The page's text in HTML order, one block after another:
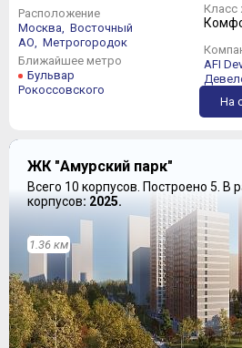
Расположение
Москва,
Восточный
АО,
Метрогородок
Ближайшее метро
Бульвар
Рокоссовского
Класс
AFI
На
ЖК "Амурский парк"
Всего 10 корпусов. Построено 5. В
корпусов: 2025.
1.36 км